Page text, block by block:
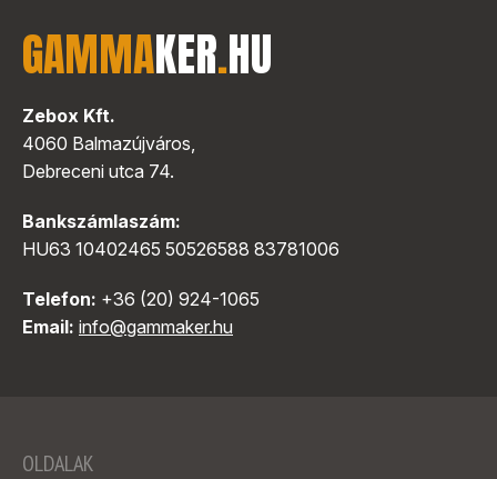
GAMMAKER.HU
Zebox Kft.
4060 Balmazújváros,
Debreceni utca 74.
Bankszámlaszám:
HU63 10402465 50526588 83781006
Telefon: +36 (20) 924-1065
Email: info@gammaker.hu
OLDALAK